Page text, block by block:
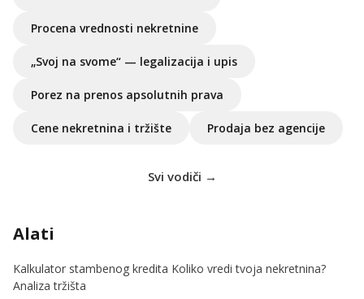
Procena vrednosti nekretnine
„Svoj na svome“ — legalizacija i upis
Porez na prenos apsolutnih prava
Cene nekretnina i tržište Prodaja bez agencije
Svi vodiči →
Alati
Kalkulator stambenog kredita Koliko vredi tvoja nekretnina?
Analiza tržišta